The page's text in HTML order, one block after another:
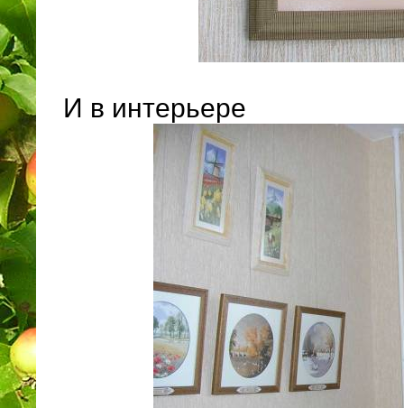
И в интерьере